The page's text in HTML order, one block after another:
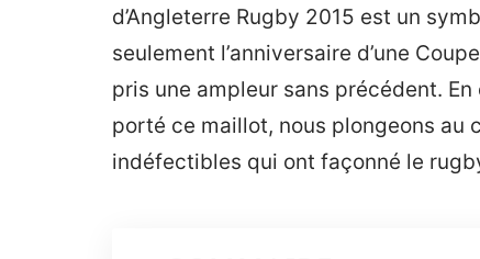
d’Angleterre Rugby 2015 est un
seulement l’anniversaire d’une
pris une ampleur sans précédent.
porté ce maillot, nous plongeons
indéfectibles qui ont façonné le